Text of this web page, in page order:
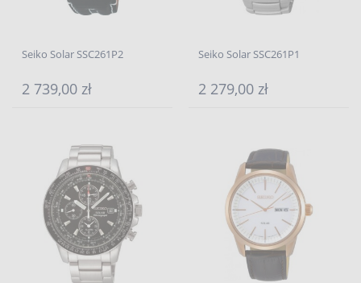
Seiko Solar SSC261P2
2 739,00 zł
Seiko Solar SSC261P1
2 279,00 zł